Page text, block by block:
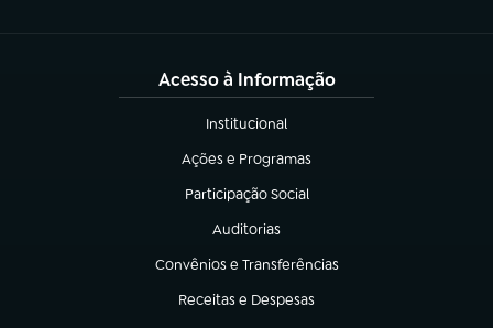
Acesso à Informação
Institucional
(abre em nova aba)
Ações e Programas
(abre em nova aba)
Participação Social
(abre em nova aba)
Auditorias
(abre em nova aba)
Convênios e Transferências
(abre em nova aba)
Receitas e Despesas
(abre em nova aba)